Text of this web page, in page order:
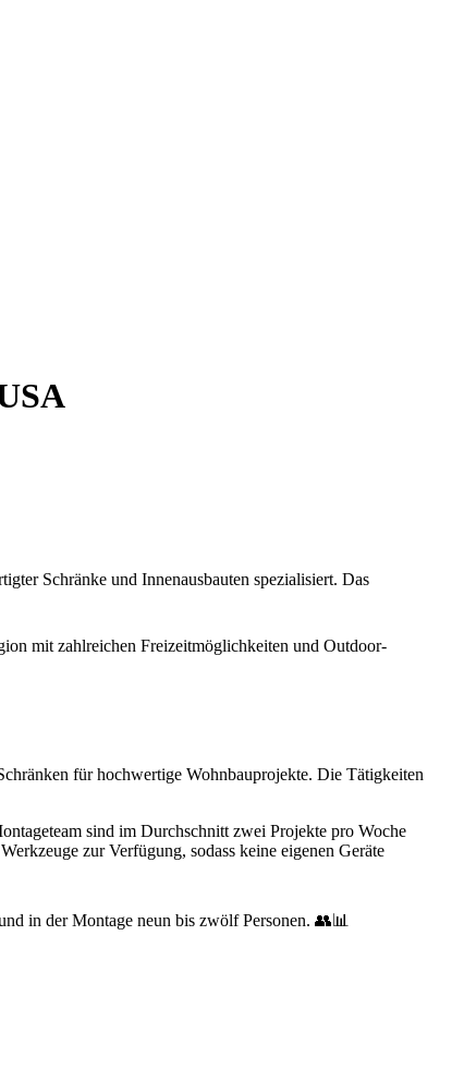
Schränke und Innenausbauten spezialisiert. Das
mit zahlreichen Freizeitmöglichkeiten und Outdoor-
für hochwertige Wohnbauprojekte. Die Tätigkeiten
sind im Durchschnitt zwei Projekte pro Woche
zur Verfügung, sodass keine eigenen Geräte
in der Montage neun bis zwölf Personen. 👥📊